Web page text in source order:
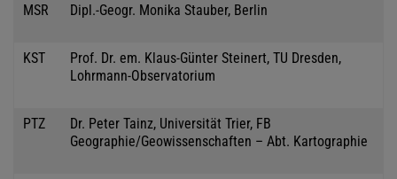
MSR Dipl.-Geogr. Monika Stauber, Berlin
KST
Prof. Dr. em. Klaus-Günter Steinert, TU Dresden,
Lohrmann-Observatorium
PTZ
Dr. Peter Tainz, Universität Trier, FB
Geographie/Geowissenschaften – Abt. Kartographie